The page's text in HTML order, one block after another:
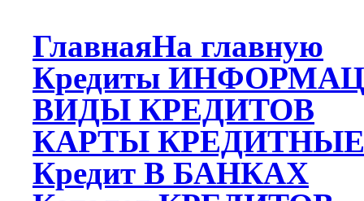
ГлавнаяНа главную
Кредиты
ВИДЫ КРЕДИТОВ
КАРТЫ КРЕДИТНЫЕ
Кредит В БАНКАХ